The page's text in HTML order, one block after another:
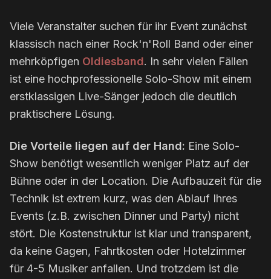
Viele Veranstalter suchen für ihr Event zunächst
klassisch nach einer Rock'n'Roll Band oder einer
mehrköpfigen Oldiesband. In sehr vielen Fällen
ist eine hochprofessionelle Solo-Show mit einem
erstklassigen Live-Sänger jedoch die deutlich
praktischere Lösung.
Die Vorteile liegen auf der Hand: Eine Solo-
Show benötigt wesentlich weniger Platz auf der
Bühne oder in der Location. Die Aufbauzeit für die
Technik ist extrem kurz, was den Ablauf Ihres
Events (z.B. zwischen Dinner und Party) nicht
stört. Die Kostenstruktur ist klar und transparent,
da keine Gagen, Fahrtkosten oder Hotelzimmer
für 4-5 Musiker anfallen. Und trotzdem ist die